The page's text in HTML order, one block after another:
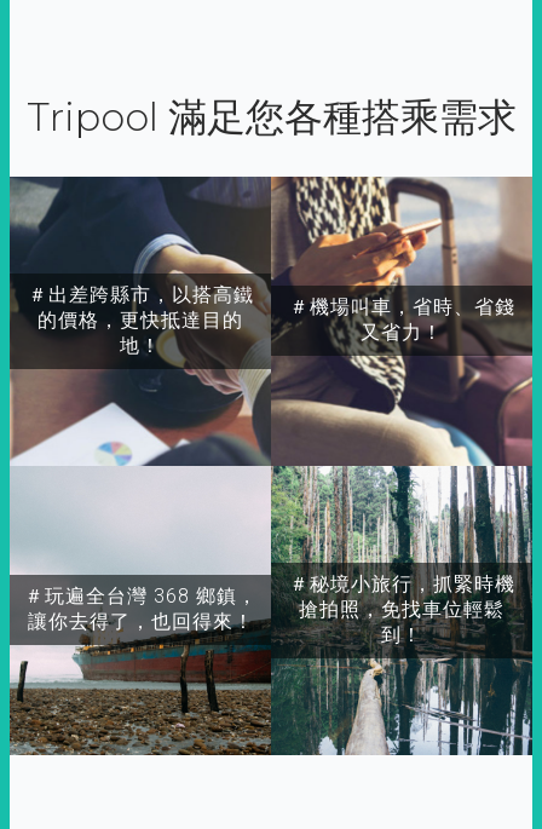
Tripool 滿足您各種搭乘需求
＃出差跨縣市，以搭高鐵
的價格，更快抵達目的
地！
＃玩遍全台灣 368 鄉鎮，
讓你去得了，也回得來！
＃秘境小旅行，抓緊時機
搶拍照，免找車位輕鬆
到！
＃機場叫車，省時、省錢
又省力！